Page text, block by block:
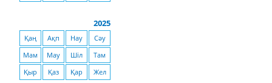
2025
Қаң Ақп Нау
Сәу
Мам
Мау Шіл
Там
Қыр
Қаз Қар Жел